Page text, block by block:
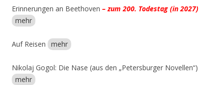
Erinnerungen an Beethoven – zum 200. Todestag (in 2027)
mehr
Auf Reisen mehr
Nikolaj Gogol: Die Nase (aus den „Petersburger Novellen“)
mehr